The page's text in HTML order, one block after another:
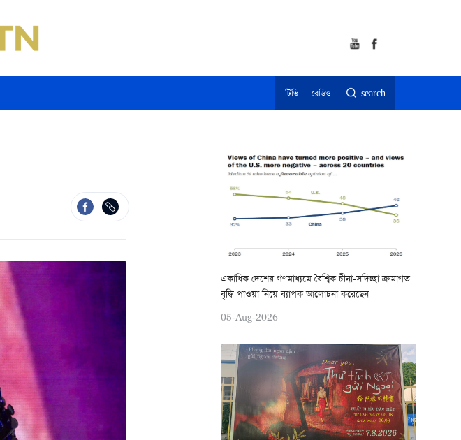
টিভি রেডিও search
একাধিক দেশের গণমাধ্যমে বৈশ্বিক চীনা-সদিচ্ছা ক্রমাগত
বৃদ্ধি পাওয়া নিয়ে ব্যাপক আলোচনা করেছেন
05-Aug-2026